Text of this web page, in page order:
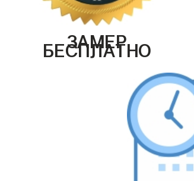
ЗАМЕР
БЕСПЛАТНО